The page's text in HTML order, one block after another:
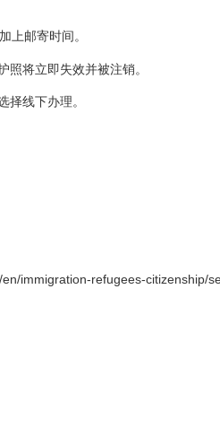
上邮寄时间。
将立即失效并被注销。
择线下办理。
immigration-refugees-citizenship/